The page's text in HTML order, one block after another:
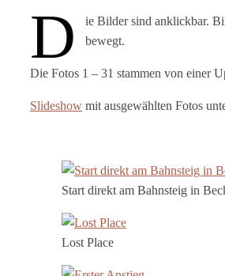
D
ie Bilder sind anklickbar.
bewegt.
Die Fotos 1 – 31 stammen von einer
Slideshow mit ausgewählten Fotos
Start direkt am Bahnsteig in
Lost Place